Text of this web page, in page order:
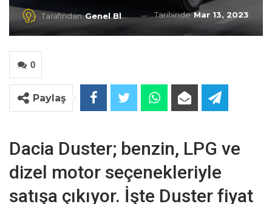
TarafındanGenel Blog TarihindeMar 13, 2023
0
Paylaş
Dacia Duster; benzin, LPG ve
dizel motor seçenekleriyle
satışa çıkıyor. İşte Duster fiyat